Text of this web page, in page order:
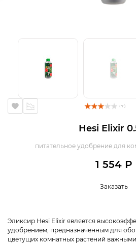
( 7 )
Hesi Elixir
питательное удобрение для
1 554 Р
Заказать
Эликсир Hesi Elixir является
удобрением, предназначенным для
цветущих комнатных растений